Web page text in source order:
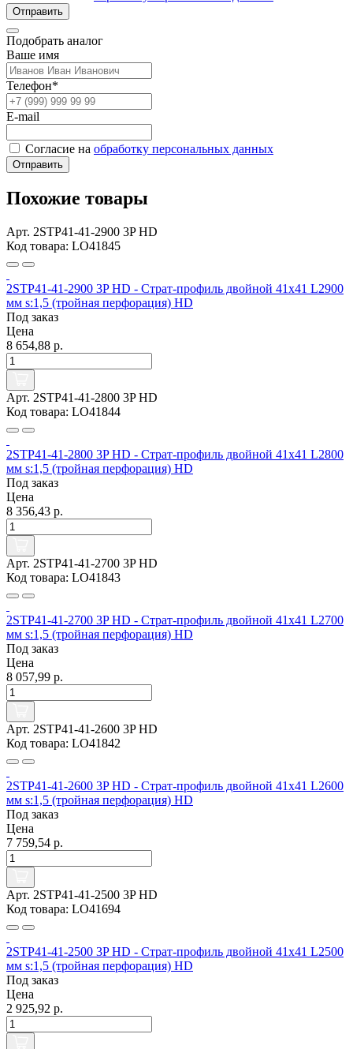
Отправить
Подобрать аналог
Ваше имя
Телефон*
E-mail
Согласие на обработку персональных данных
Отправить
Похожие товары
Арт. 2STP41-41-2900 3P HD
Код товара: LO41845
2STP41-41-2900 3P HD - Страт-профиль двойной 41х41 L2900
мм s:1,5 (тройная перфорация) HD
Под заказ
Цена
8 654,88 р.
Арт. 2STP41-41-2800 3P HD
Код товара: LO41844
2STP41-41-2800 3P HD - Страт-профиль двойной 41х41 L2800
мм s:1,5 (тройная перфорация) HD
Под заказ
Цена
8 356,43 р.
Арт. 2STP41-41-2700 3P HD
Код товара: LO41843
2STP41-41-2700 3P HD - Страт-профиль двойной 41х41 L2700
мм s:1,5 (тройная перфорация) HD
Под заказ
Цена
8 057,99 р.
Арт. 2STP41-41-2600 3P HD
Код товара: LO41842
2STP41-41-2600 3P HD - Страт-профиль двойной 41х41 L2600
мм s:1,5 (тройная перфорация) HD
Под заказ
Цена
7 759,54 р.
Арт. 2STP41-41-2500 3P HD
Код товара: LO41694
2STP41-41-2500 3P HD - Страт-профиль двойной 41х41 L2500
мм s:1,5 (тройная перфорация) HD
Под заказ
Цена
2 925,92 р.